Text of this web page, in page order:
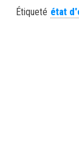
Étiqueté état